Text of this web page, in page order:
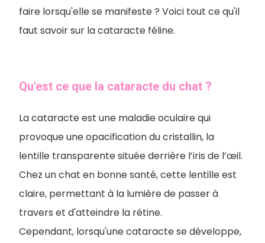
faire lorsqu'elle se manifeste ? Voici tout ce qu'il
faut savoir sur la cataracte féline.
Qu'est ce que la cataracte du chat ?
La cataracte est une maladie oculaire qui
provoque une opacification du cristallin, la
lentille transparente située derrière l’iris de l’œil.
Chez un chat en bonne santé, cette lentille est
claire, permettant à la lumière de passer à
travers et d'atteindre la rétine.
Cependant, lorsqu'une cataracte se développe,